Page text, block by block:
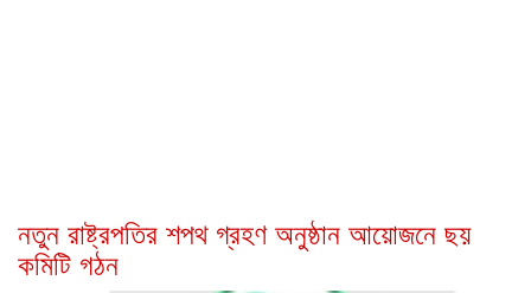
নতুন রাষ্ট্রপতির শপথ গ্রহণ অনুষ্ঠান আয়োজনে ছয়
কমিটি গঠন